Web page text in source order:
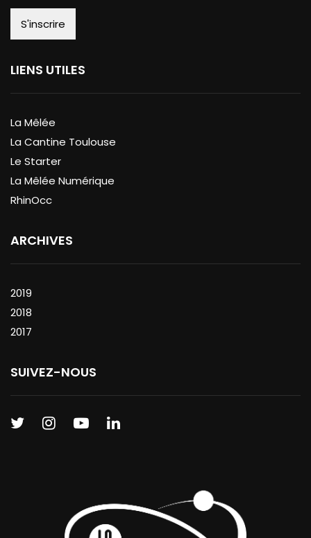
LIENS UTILES
La Mêlée
La Cantine Toulouse
Le Starter
La Mêlée Numérique
RhinOcc
ARCHIVES
2019
2018
2017
SUIVEZ-NOUS